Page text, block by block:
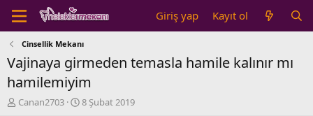
Giriş yap Kayıt ol
Cinsellik Mekanı
Vajinaya girmeden temasla hamile kalınır mı
hamilemiyim
K
Canan2703
B
8 Şubat 2019